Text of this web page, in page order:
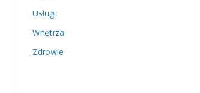
Usługi
Wnętrza
Zdrowie